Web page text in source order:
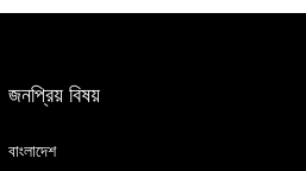
জনপ্রিয় বিষয়
বাংলাদেশ